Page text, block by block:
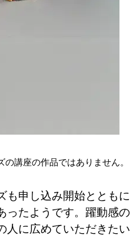
講座の作品ではありません。
も申し込み開始とともに
ったようです。躍動感の
人に広めていただきたい